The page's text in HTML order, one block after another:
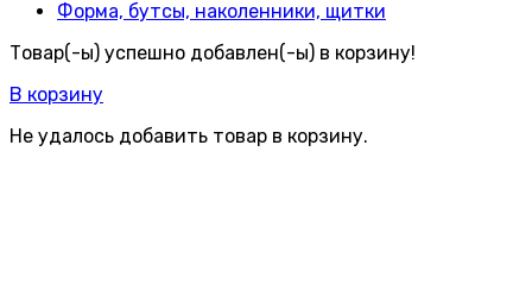
Форма, бутсы, наколенники, щитки
Товар(-ы) успешно добавлен(-ы) в корзину!
В корзину
Не удалось добавить товар в корзину.